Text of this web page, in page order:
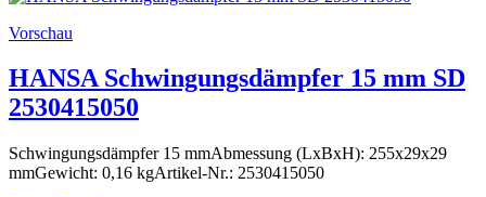
Vorschau
HANSA Schwingungsdämpfer 15 mm SD
2530415050
Schwingungsdämpfer 15 mmAbmessung (LxBxH): 255x29x29
mmGewicht: 0,16 kgArtikel-Nr.: 2530415050